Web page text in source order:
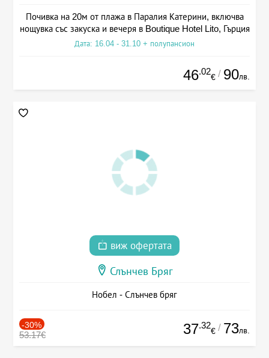
Почивка на 20м от плажа в Паралия Катерини, включва
нощувка със закуска и вечеря в Boutique Hotel Lito, Гърция
Дата: 16.04 - 31.10 + полупансион
46.02
€ / 90лв.
виж офертата
Слънчев Бряг
Нобел - Слънчев бряг
-30%
53.17€ 37.32
€ / 73лв.